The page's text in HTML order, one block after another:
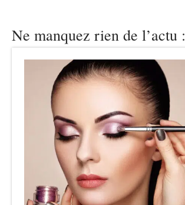
Ne manquez rien de l’actu :